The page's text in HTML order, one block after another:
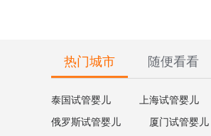
热门城市 随便看看
泰国试管婴儿 上海试管婴儿
俄罗斯试管婴儿
厦门试管婴儿